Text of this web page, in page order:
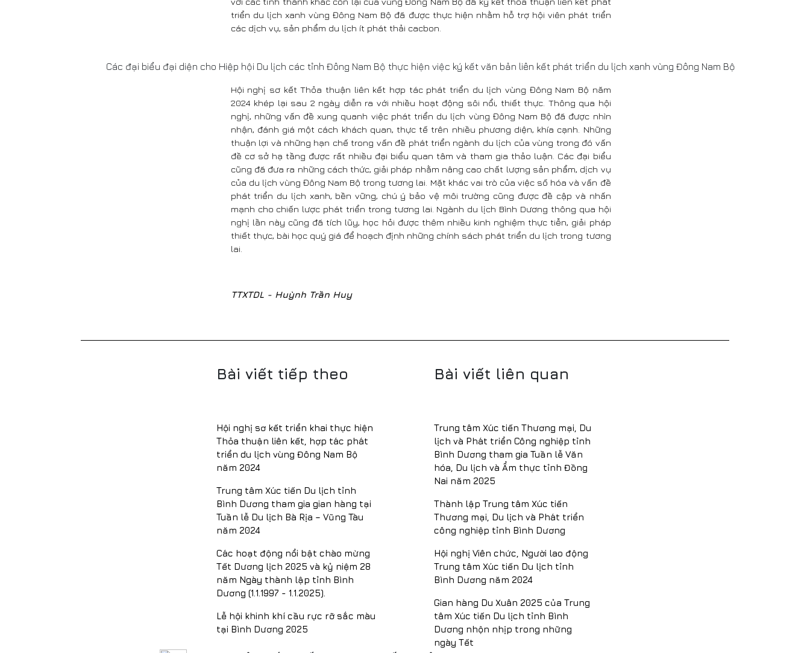
triển du lịch xanh vùng Đông Nam Bộ đã được thực hiện nhằm hỗ trợ hội viên phát triển
các dịch vụ, sản phẩm du lịch ít phát thải cacbon.
Các đại biểu đại diện cho Hiệp hội Du lịch các tỉnh Đông Nam Bộ thực hiện việc ký kết văn bản liên kết phát triển du lịch xanh vùng Đông Nam Bộ
Hội nghị sơ kết Thỏa thuận liên kết hợp tác phát triển du lịch vùng Đông Nam Bộ năm
2024 khép lại sau 2 ngày diễn ra với nhiều hoạt động sôi nổi, thiết thực. Thông qua hội
nghị, những vấn đề xung quanh việc phát triển du lịch vùng Đông Nam Bộ đã được nhìn
nhận, đánh giá một cách khách quan, thực tế trên nhiều phương diện, khía cạnh. Những
thuận lợi và những hạn chế trong vấn đề phát triển ngành du lịch của vùng trong đó vấn
đề cơ sở hạ tầng được rất nhiều đại biểu quan tâm và tham gia thảo luận. Các đại biểu
cũng đã đưa ra những cách thức, giải pháp nhằm nâng cao chất lượng sản phẩm, dịch vụ
của du lịch vùng Đông Nam Bộ trong tương lai. Mặt khác vai trò của việc số hóa và vấn đề
phát triển du lịch xanh, bền vững, chú ý bảo vệ môi trường cũng được đề cập và nhấn
mạnh cho chiến lược phát triển trong tương lai. Ngành du lịch Bình Dương thông qua hội
nghị lần này cũng đã tích lũy, học hỏi được thêm nhiều kinh nghiệm thực tiễn, giải pháp
thiết thực, bài học quý giá để hoạch định những chính sách phát triển du lịch trong tương
lai.
TTXTDL - Huỳnh Trần Huy
Bài viết tiếp theo
Hội nghị sơ kết triển khai thực hiện
Thỏa thuận liên kết, hợp tác phát
triển du lịch vùng Đông Nam Bộ
năm 2024
Trung tâm Xúc tiến Du lịch tỉnh
Bình Dương tham gia gian hàng tại
Tuần lễ Du lịch Bà Rịa – Vũng Tàu
năm 2024
Các hoạt động nổi bật chào mừng
Tết Dương lịch 2025 và kỷ niệm 28
năm Ngày thành lập tỉnh Bình
Dương (1.1.1997 - 1.1.2025).
Lễ hội khinh khí cầu rực rỡ sắc màu
tại Bình Dương 2025
Bài viết liên quan
Trung tâm Xúc tiến Thương mại, Du
lịch và Phát triển Công nghiệp tỉnh
Bình Dương tham gia Tuần lễ Văn
hóa, Du lịch và Ẩm thực tỉnh Đồng
Nai năm 2025
Thành lập Trung tâm Xúc tiến
Thương mại, Du lịch và Phát triển
công nghiệp tỉnh Bình Dương
Hội nghị Viên chức, Người lao động
Trung tâm Xúc tiến Du lịch tỉnh
Bình Dương năm 2024
Gian hàng Du Xuân 2025 của Trung
tâm Xúc tiến Du lịch tỉnh Bình
Dương nhộn nhịp trong những
ngày Tết